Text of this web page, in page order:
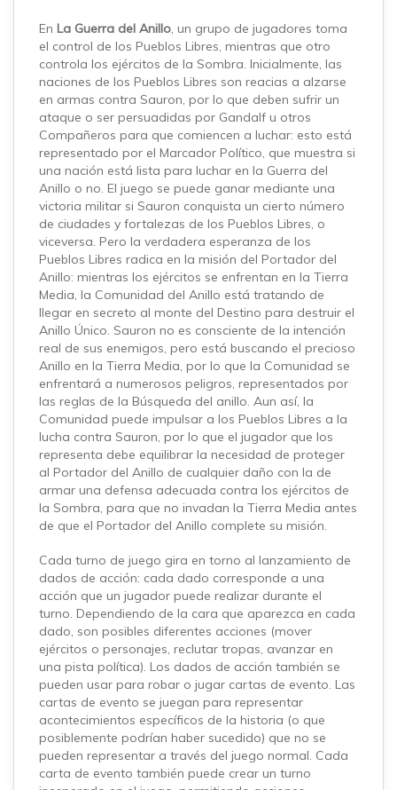
En La Guerra del Anillo , un grupo de jugadores toma
el control de los Pueblos Libres, mientras que otro
controla los ejércitos de la Sombra. Inicialmente, las
naciones de los Pueblos Libres son reacias a alzarse
en armas contra Sauron, por lo que deben sufrir un
ataque o ser persuadidas por Gandalf u otros
Compañeros para que comiencen a luchar: esto está
representado por el Marcador Político, que muestra si
una nación está lista para luchar en la Guerra del
Anillo o no. El juego se puede ganar mediante una
victoria militar si Sauron conquista un cierto número
de ciudades y fortalezas de los Pueblos Libres, o
viceversa. Pero la verdadera esperanza de los
Pueblos Libres radica en la misión del Portador del
Anillo: mientras los ejércitos se enfrentan en la Tierra
Media, la Comunidad del Anillo está tratando de
llegar en secreto al monte del Destino para destruir el
Anillo Único. Sauron no es consciente de la intención
real de sus enemigos, pero está buscando el precioso
Anillo en la Tierra Media, por lo que la Comunidad se
enfrentará a numerosos peligros, representados por
las reglas de la Búsqueda del anillo. Aun así, la
Comunidad puede impulsar a los Pueblos Libres a la
lucha contra Sauron, por lo que el jugador que los
representa debe equilibrar la necesidad de proteger
al Portador del Anillo de cualquier daño con la de
armar una defensa adecuada contra los ejércitos de
la Sombra, para que no invadan la Tierra Media antes
de que el Portador del Anillo complete su misión.
Cada turno de juego gira en torno al lanzamiento de
dados de acción: cada dado corresponde a una
acción que un jugador puede realizar durante el
turno. Dependiendo de la cara que aparezca en cada
dado, son posibles diferentes acciones (mover
ejércitos o personajes, reclutar tropas, avanzar en
una pista política). Los dados de acción también se
pueden usar para robar o jugar cartas de evento. Las
cartas de evento se juegan para representar
acontecimientos específicos de la historia (o que
posiblemente podrían haber sucedido) que no se
pueden representar a través del juego normal. Cada
carta de evento también puede crear un turno